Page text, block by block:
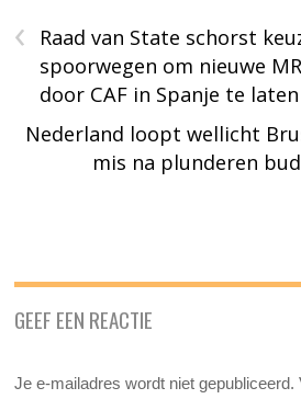
‹
Raad van State schorst
spoorwegen om nieuwe
door CAF in Spanje te
Nederland loopt wellicht
mis na plunderen
GEEF EEN REACTIE
Je e-mailadres wordt niet gepubliceerd.